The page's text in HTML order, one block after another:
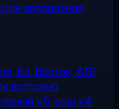
аппаратная
Бл. Восток, АТР
встроена
v6, ваш v4